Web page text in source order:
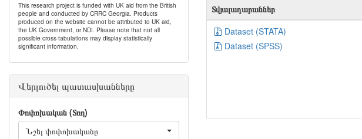
Տվյալադարաններ
Dataset (STATA)
Dataset (SPSS)
This research project is funded with UK aid from the British
people and conducted by CRRC Georgia. Products
produced on the website cannot be attributed to UK aid,
the UK Government, or NDI. Please note that not all
possible cross-tabulations may display statistically
significant information.
Վերլուծել պատասխանները
Փոփոխական (Տող)
Նշել փոփոխականը